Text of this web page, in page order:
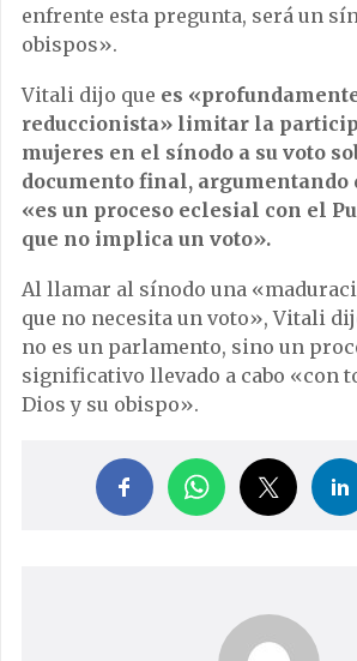
enfrente esta pregunta, será un
obispos».
Vitali dijo que es
reduccionista» limitar la
mujeres en el sínodo a su voto
documento final, argumentando
«es un proceso eclesial con el
que no implica un voto».
Al llamar al sínodo una
que no necesita un voto», Vitali
no es un parlamento, sino un
significativo llevado a cabo «con
Dios y su obispo».